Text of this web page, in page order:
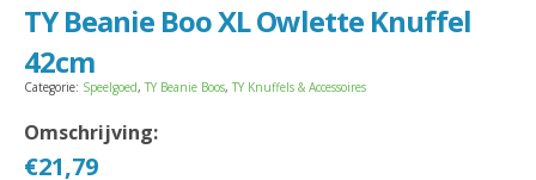
TY Beanie Boo XL Owlette Knuffel
42cm
Categorie: Speelgoed, TY Beanie Boos, TY Knuffels & Accessoires
Omschrijving:
€21,79